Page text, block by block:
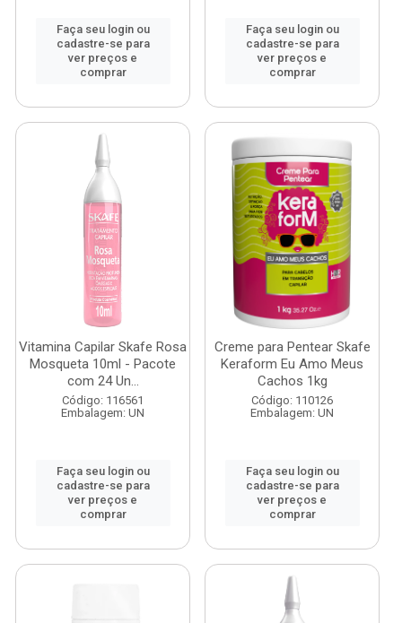
Faça seu login ou
cadastre-se para
ver preços e
comprar
Faça seu login ou
cadastre-se para
ver preços e
comprar
Vitamina Capilar Skafe Rosa
Mosqueta 10ml - Pacote
com 24 Un...
Código: 116561
Embalagem: UN
Faça seu login ou
cadastre-se para
ver preços e
comprar
Creme para Pentear Skafe
Keraform Eu Amo Meus
Cachos 1kg
Código: 110126
Embalagem: UN
Faça seu login ou
cadastre-se para
ver preços e
comprar